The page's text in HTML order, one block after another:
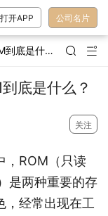
打开APP 公司名片
凡亿专栏 | 单片机内部揭秘：ROM和RAM到底是什么？  
底是什么？
关注
，ROM（只读
是两种重要的存
，经常出现在工